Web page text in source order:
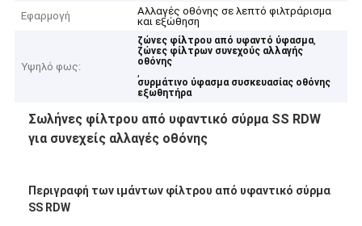
Εφαρμογή
Αλλαγές οθόνης σε λεπτό φιλτράρισμα
και εξώθηση
Υψηλό φως:
ζώνες φίλτρου από υφαντό ύφασμα,
ζώνες φίλτρων συνεχούς αλλαγής
οθόνης
,
συρμάτινο ύφασμα συσκευασίας οθόνης
εξωθητήρα
Σωλήνες φίλτρου από υφαντικό σύρμα SS RDW
για συνεχείς αλλαγές οθόνης
Περιγραφή των ιμάντων φίλτρου από υφαντικό σύρμα
SS RDW